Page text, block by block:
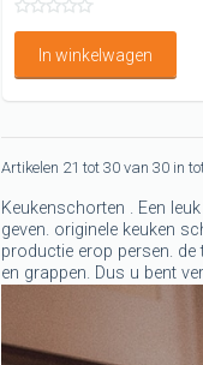
In winkelwagen
Artikelen 21 tot 30 van 30 in
Keukenschorten . Een
geven. originele keuken
productie erop persen.
en grappen. Dus u bent